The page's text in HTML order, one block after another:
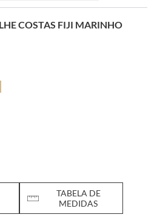
COSTAS FIJI MARINHO
TABELA DE
MEDIDAS